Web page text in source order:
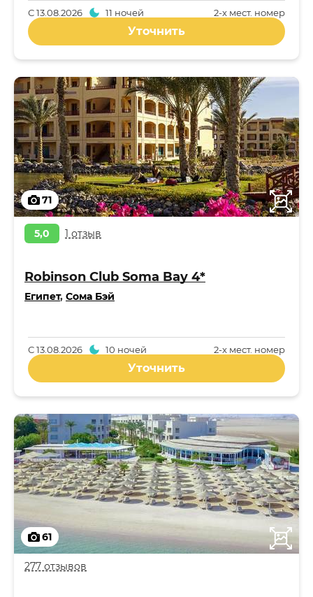
2-x мест. номер
С13.08.2026 11 ночей
Уточнить
71
5,0 1 отзыв
Robinson Club Soma Bay 4*
Египет, Сома Бэй
2-x мест. номер
С13.08.2026 10 ночей
Уточнить
61
277 отзывов